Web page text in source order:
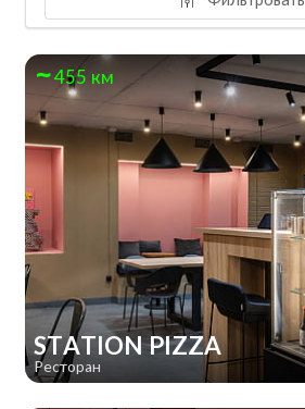
455 км
STATION PIZZA
Ресторан